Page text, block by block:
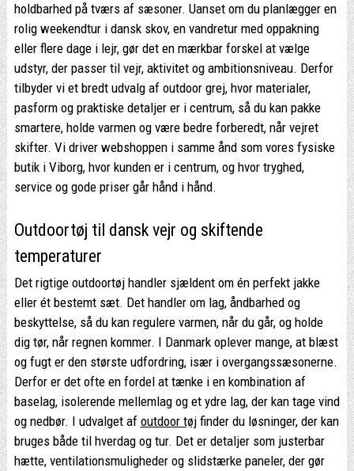
holdbarhed på tværs af sæsoner. Uanset om du planlægger en
rolig weekendtur i dansk skov, en vandretur med oppakning
eller flere dage i lejr, gør det en mærkbar forskel at vælge
udstyr, der passer til vejr, aktivitet og ambitionsniveau. Derfor
tilbyder vi et bredt udvalg af outdoor grej, hvor materialer,
pasform og praktiske detaljer er i centrum, så du kan pakke
smartere, holde varmen og være bedre forberedt, når vejret
skifter. Vi driver webshoppen i samme ånd som vores fysiske
butik i Viborg, hvor kunden er i centrum, og hvor tryghed,
service og gode priser går hånd i hånd.
Outdoortøj til dansk vejr og skiftende
temperaturer
Det rigtige outdoortøj handler sjældent om én perfekt jakke
eller ét bestemt sæt. Det handler om lag, åndbarhed og
beskyttelse, så du kan regulere varmen, når du går, og holde
dig tør, når regnen kommer. I Danmark oplever mange, at blæst
og fugt er den største udfordring, især i overgangssæsonerne.
Derfor er det ofte en fordel at tænke i en kombination af
baselag, isolerende mellemlag og et ydre lag, der kan tage vind
og nedbør. I udvalget af outdoor tøjfinder du løsninger, der kan
bruges både til hverdag og tur. Det er detaljer som justerbar
hætte, ventilationsmuligheder og slidstærke paneler, der gør